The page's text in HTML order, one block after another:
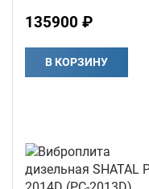
135900 ₽
В КОРЗИНУ